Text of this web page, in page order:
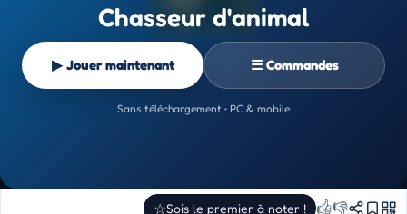
Chasseur d'animal
▶ Jouer maintenant ☰ Commandes
Sans téléchargement • PC & mobile
☆Sois le premier à noter ! 👍👎